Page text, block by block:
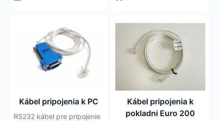
Kábel pripojenia k PC
RS232 kábel pre pripojenie
Kábel pripojenia k
pokladni Euro 200